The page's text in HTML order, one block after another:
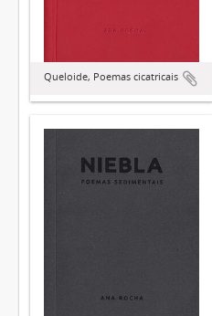
Queloide, Poemas cicatricais